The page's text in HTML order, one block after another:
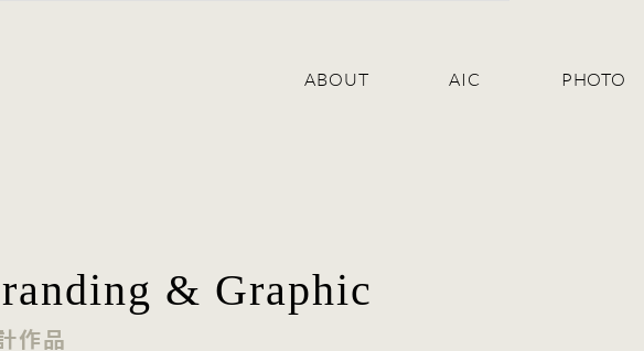
ABOUT AIC PHOTO
& Graphic
作品